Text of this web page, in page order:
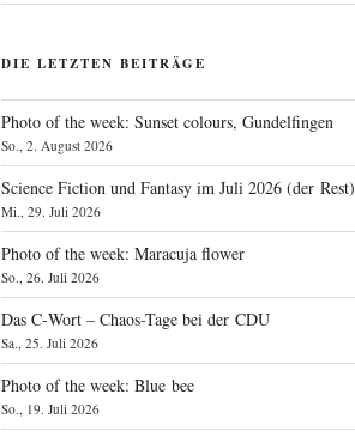
DIE LETZTEN BEITRÄGE
Photo of the week: Sunset colours, Gundelfingen
So., 2. August 2026
Science Fiction und Fantasy im Juli 2026 (der Rest)
Mi., 29. Juli 2026
Photo of the week: Maracuja flower
So., 26. Juli 2026
Das C‑Wort – Chaos-Tage bei der CDU
Sa., 25. Juli 2026
Photo of the week: Blue bee
So., 19. Juli 2026